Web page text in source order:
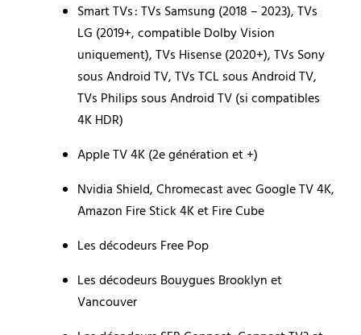
Smart TVs : TVs Samsung (2018 – 2023), TVs
LG (2019+, compatible Dolby Vision
uniquement), TVs Hisense (2020+), TVs Sony
sous Android TV, TVs TCL sous Android TV,
TVs Philips sous Android TV (si compatibles
4K HDR)
Apple TV 4K (2e génération et +)
Nvidia Shield, Chromecast avec Google TV 4K,
Amazon Fire Stick 4K et Fire Cube
Les décodeurs Free Pop
Les décodeurs Bouygues Brooklyn et
Vancouver